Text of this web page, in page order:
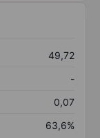
49,72
-
0,07
63,6%